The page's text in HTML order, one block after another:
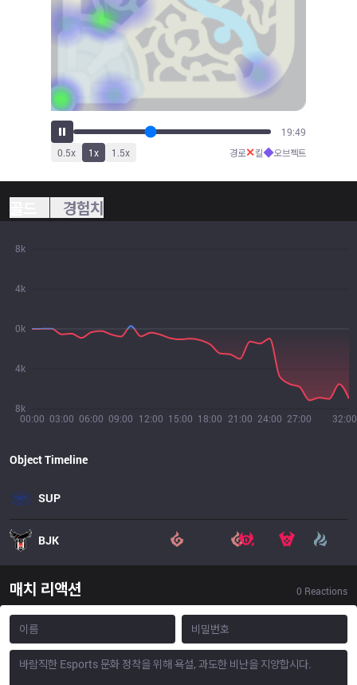
21:43
0.5x 1x 1.5x 경로✕킬◆오브젝트
경험치
00:00 03:00 06:00 09:00 12:00 15:00 18:00 21:00 24:00 27:00 32:00
8k
4k
0k
4k
8k
Object Timeline
SUP
BJK
매치 리액션 0 Reactions